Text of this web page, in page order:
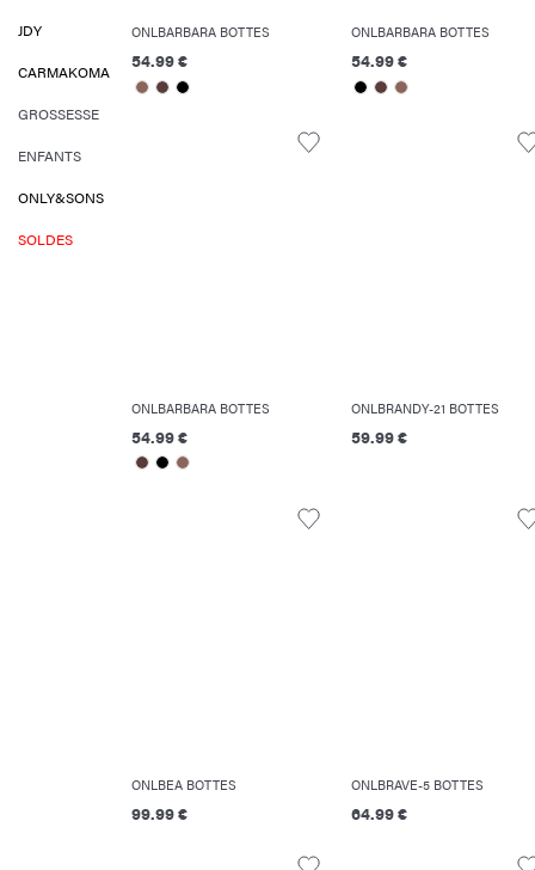
JDY
CARMAKOMA
GROSSESSE
ENFANTS
ONLY&SONS
SOLDES
ONLBARBARA BOTTES
54.99 €
ONLBARBARA BOTTES
54.99 €
ONLBARBARA BOTTES
54.99 €
ONLBRANDY-21 BOTTES
59.99 €
ONLBEA BOTTES
99.99 €
ONLBRAVE-5 BOTTES
64.99 €